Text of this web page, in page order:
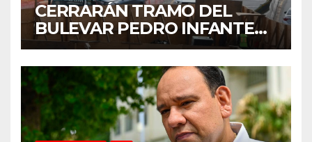
CERRARÁN TRAMO DEL
BULEVAR PEDRO INFANTE
PARA ACELERAR OBRAS
ANTES DEL REGRESO A
CLASES